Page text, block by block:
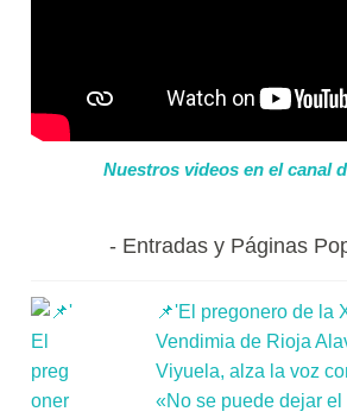
Nuestros videos en el canal
Entradas y Páginas
📌'El pregonero de la
Vendimia de Rioja
Viyuela, alza la voz
«No se puede dejar